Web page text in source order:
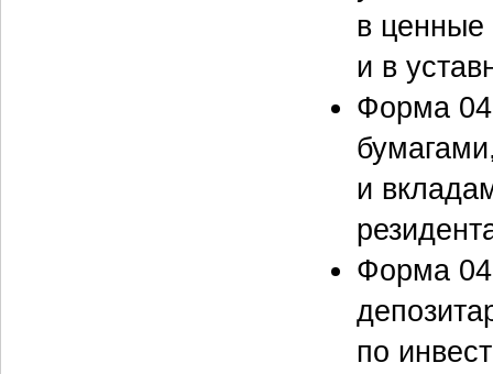
в ценные
и в
Форма
и
Форма
по